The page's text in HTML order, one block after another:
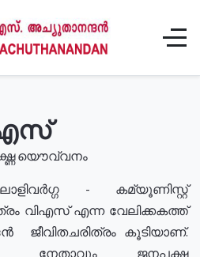
യൌവ്വനം
- കമ്യൂണിസ്റ്റ്
വിഎസ് എന്ന വേലിക്കകത്ത്
ജീവിതചരിത്രം കൂടിയാണ്.
നേതാവും ജനപക്ഷ